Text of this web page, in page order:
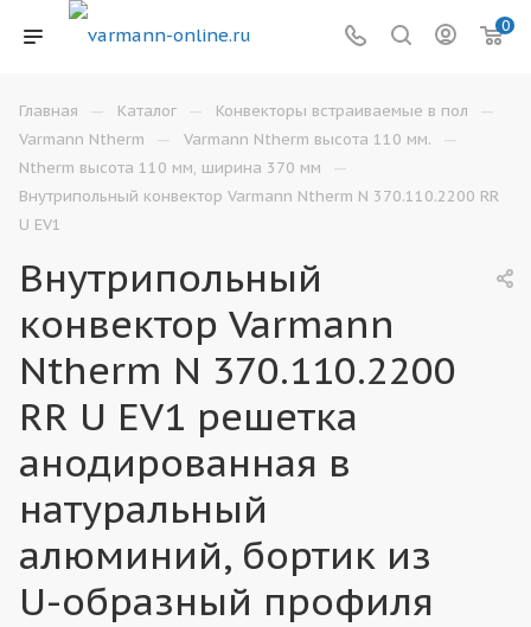
0
Главная — Каталог — Конвекторы встраиваемые в пол —
Varmann Ntherm — Varmann Ntherm высота 110 мм. —
Ntherm высота 110 мм, ширина 370 мм —
Внутрипольный конвектор Varmann Ntherm N 370.110.2200 RR
U EV1
Внутрипольный
конвектор Varmann
Ntherm N 370.110.2200
RR U EV1 решетка
анодированная в
натуральный
алюминий, бортик из
U-образный профиля